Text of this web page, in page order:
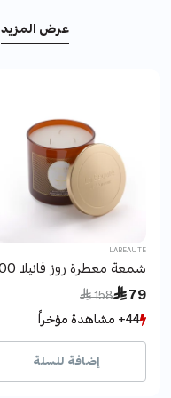
عرض المزيد
LABEAUTE
شمعة معطرة روز فانيلا 400 جرام
 79
Price reduced from
 158
to
44+ مشاهدة مؤخراً
38+ بيع مؤخراً
44+ مشاهدة مؤخراً
38+ بيع مؤخراً
إضافة للسلة